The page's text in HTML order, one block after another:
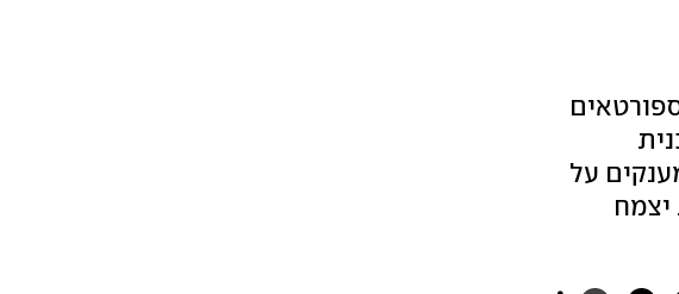
ל-40 מיליון שקל, המענקים על
יצמח